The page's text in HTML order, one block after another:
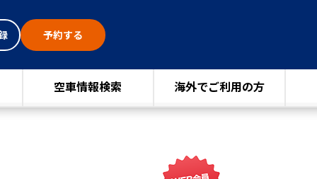
予約する
空車情報検索 海外でご利用の方